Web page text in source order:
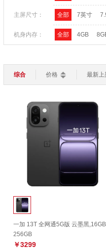
主屏尺寸： 全部 7英寸
机身内存： 全部 4GB
操作系统： 全部 ios 系统
综合 价格 最新上
一加 13T 全网通5G版 云墨黑
256GB
￥3299